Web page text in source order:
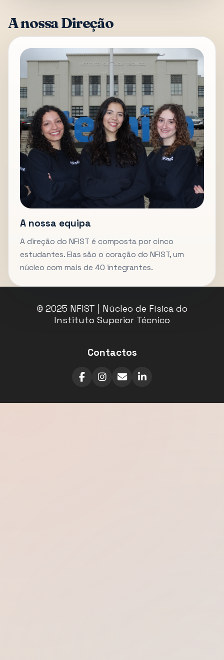
A nossa Direção
A nossa equipa
A direção do NFIST é composta por cinco
estudantes. Elas são o coração do NFIST, um
núcleo com mais de 40 integrantes.
© 2025 NFIST | Núcleo de Física do
Instituto Superior Técnico
Contactos